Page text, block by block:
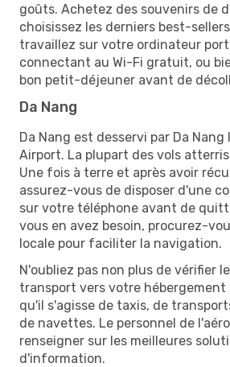
goûts. Achetez des souvenirs de
choisissez les derniers best-
travaillez sur votre ordinateur
connectant au Wi-Fi gratuit, ou
bon petit-déjeuner avant de
Da Nang
Da Nang est desservi par Da
Airport. La plupart des vols
Une fois à terre et après avoir
assurez-vous de disposer d'une
sur votre téléphone avant de
vous en avez besoin, procurez-
locale pour faciliter la navigation.
N'oubliez pas non plus de vérifier
transport vers votre hébergement
qu'il s'agisse de taxis, de
de navettes. Le personnel de
renseigner sur les meilleures
d'information.